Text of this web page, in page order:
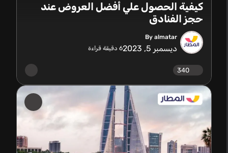
كيفية الحصول علي أفضل العروض عند
حجز الفنادق
By almatar
ديسمبر 5, 2023 6دقيقة قراءة